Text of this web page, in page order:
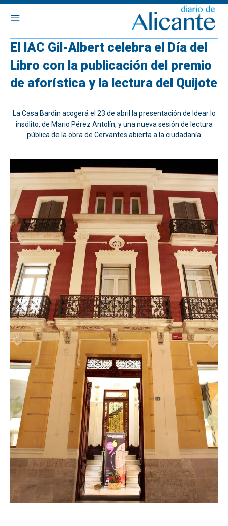
El IAC Gil-Albert celebra el Día del
Libro con la publicación del premio
de aforística y la lectura del Quijote
La Casa Bardin acogerá el 23 de abril la presentación de Idear lo
insólito, de Mario Pérez Antolín, y una nueva sesión de lectura
pública de la obra de Cervantes abierta a la ciudadanía